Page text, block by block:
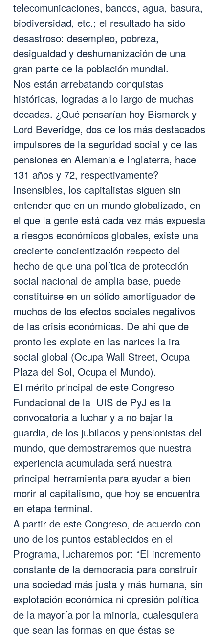
telecomunicaciones, bancos, agua, basura,
biodiversidad, etc.; el resultado ha sido
desastroso: desempleo, pobreza,
desigualdad y deshumanización de una
gran parte de la población mundial.
Nos están arrebatando conquistas
históricas, logradas a lo largo de muchas
décadas. ¿Qué pensarían hoy Bismarck y
Lord Beveridge, dos de los más destacados
impulsores de la seguridad social y de las
pensiones en Alemania e Inglaterra, hace
131 años y 72, respectivamente?
Insensibles, los capitalistas siguen sin
entender que en un mundo globalizado, en
el que la gente está cada vez más expuesta
a riesgos económicos globales, existe una
creciente concientización respecto del
hecho de que una política de protección
social nacional de amplia base, puede
constituirse en un sólido amortiguador de
muchos de los efectos sociales negativos
de las crisis económicas. De ahí que de
pronto les explote en las narices la ira
social global (Ocupa Wall Street, Ocupa
Plaza del Sol, Ocupa el Mundo).
El mérito principal de este Congreso
Fundacional de la UIS de PyJ es la
convocatoria a luchar y a no bajar la
guardia, de los jubilados y pensionistas del
mundo, que demostraremos que nuestra
experiencia acumulada será nuestra
principal herramienta para ayudar a bien
morir al capitalismo, que hoy se encuentra
en etapa terminal.
A partir de este Congreso, de acuerdo con
uno de los puntos establecidos en el
Programa, lucharemos por: “El incremento
constante de la democracia para construir
una sociedad más justa y más humana, sin
explotación económica ni opresión política
de la mayoría por la minoría, cualesquiera
que sean las formas en que éstas se